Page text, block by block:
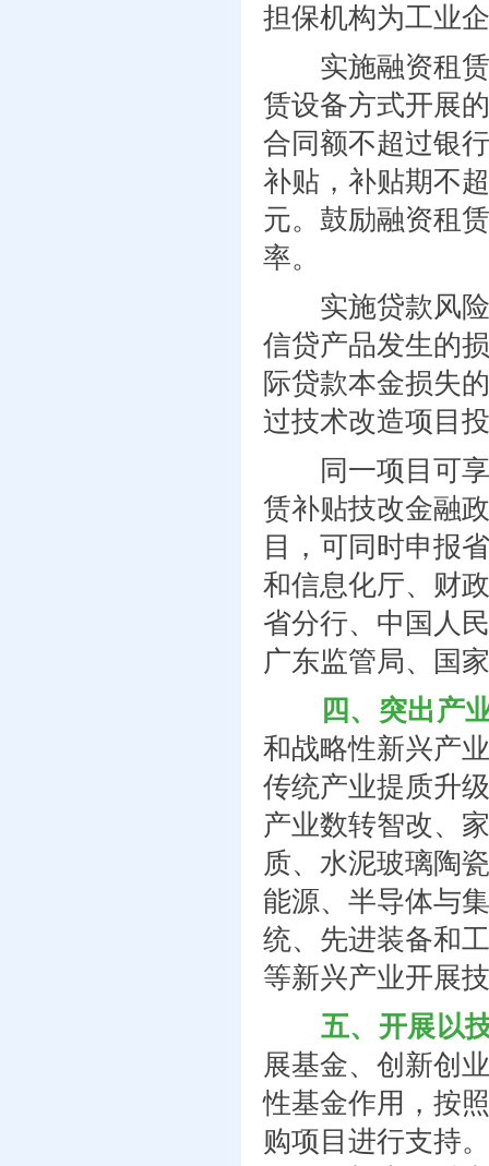
担保机构为工业
实施融资租赁
赁设备方式开展
合同额不超过银
补贴，补贴期不
元。鼓励融资租
率。
实施贷款风险
信贷产品发生的
际贷款本金损失
过技术改造项目
同一项目可享
赁补贴技改金融
目，可同时申报
和信息化厅、财
省分行、中国人
广东监管局、国
四、突出产
和战略性新兴产
传统产业提质升
产业数转智改、
质、水泥玻璃陶
能源、半导体与
统、先进装备和
等新兴产业开展
五、开展以
展基金、创新创
性基金作用，按
购项目进行支持